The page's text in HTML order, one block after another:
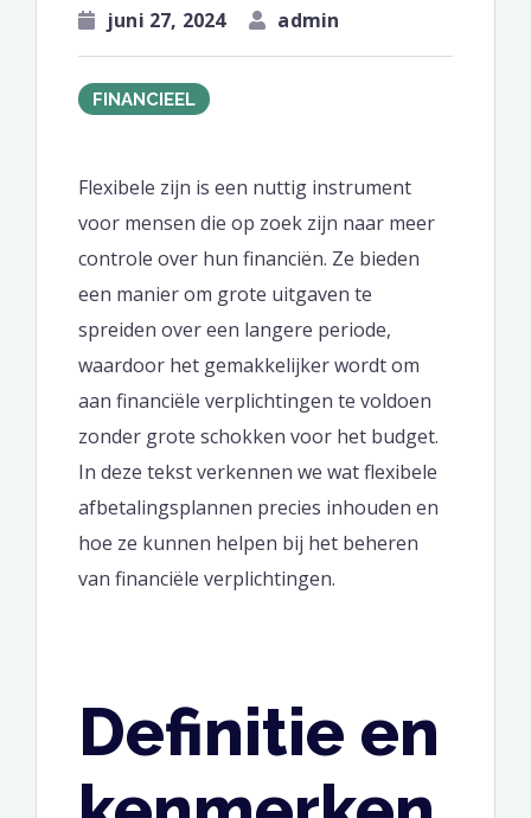
juni 27, 2024 admin
FINANCIEEL
Flexibele zijn is een nuttig instrument
voor mensen die op zoek zijn naar meer
controle over hun financiën. Ze bieden
een manier om grote uitgaven te
spreiden over een langere periode,
waardoor het gemakkelijker wordt om
aan financiële verplichtingen te voldoen
zonder grote schokken voor het budget.
In deze tekst verkennen we wat flexibele
afbetalingsplannen precies inhouden en
hoe ze kunnen helpen bij het beheren
van financiële verplichtingen.
Definitie en